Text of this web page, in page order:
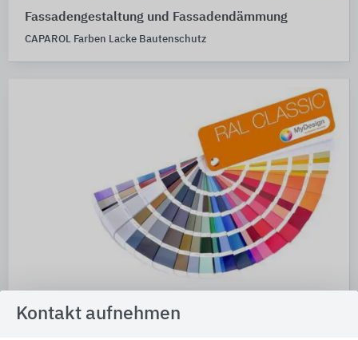
Fassadengestaltung und Fassadendämmung
CAPAROL Farben Lacke Bautenschutz
Kontakt aufnehmen